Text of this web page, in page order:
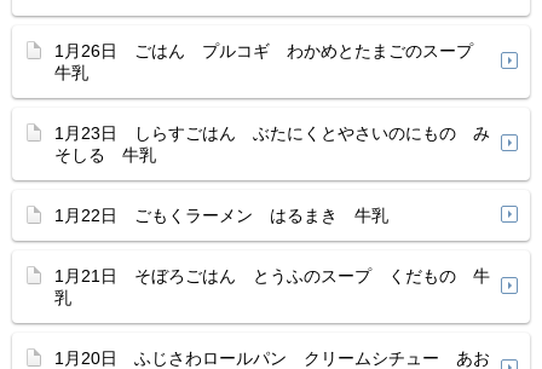
1月26日 ごはん プルコギ わかめとたまごのスープ
牛乳
1月23日 しらすごはん ぶたにくとやさいのにもの み
そしる 牛乳
1月22日 ごもくラーメン はるまき 牛乳
1月21日 そぼろごはん とうふのスープ くだもの 牛
乳
1月20日 ふじさわロールパン クリームシチュー あお